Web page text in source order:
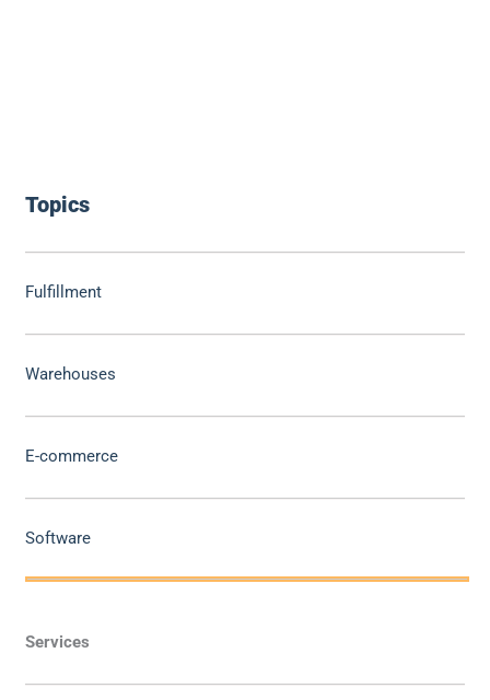
Topics
Fulfillment
Warehouses
E-commerce
Software
Services